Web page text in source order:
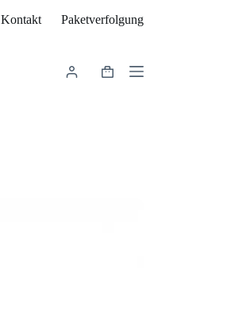
Kontakt Paketverfolgung
Warenkorb